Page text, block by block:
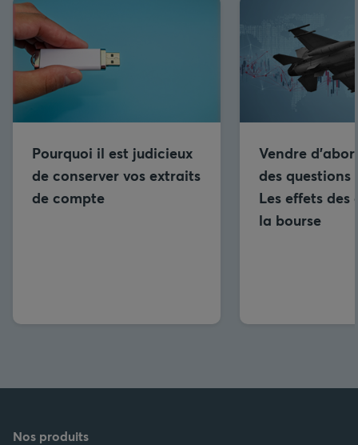
Pourquoi il est judicieux
de conserver vos extraits
de compte
Vendre
des questions
Les effets des
la bourse
Nos produits